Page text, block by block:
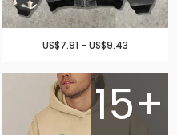
US$7.91 - US$9.43
15+